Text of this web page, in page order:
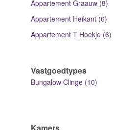
Appartement Graauw (8)
Appartement Heikant (6)
Appartement T Hoekje (6)
Vastgoedtypes
Bungalow Clinge (10)